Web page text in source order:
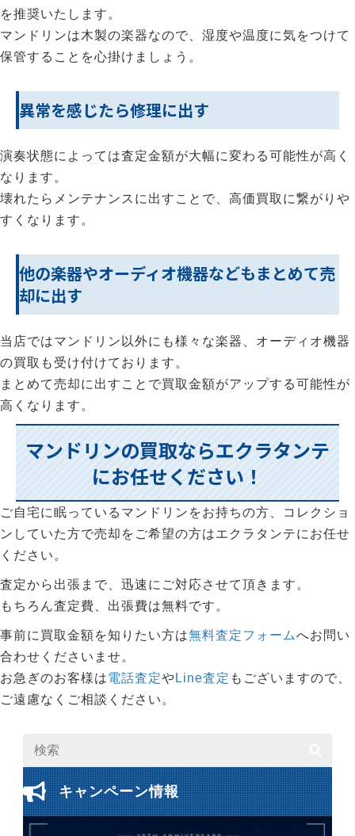
を推奨いたします。
マンドリンは木製の楽器なので、湿度や温度に気をつけて
保管することを心掛けましょう。
異常を感じたら修理に出す
演奏状態によっては査定金額が大幅に変わる可能性が高く
なります。
壊れたらメンテナンスに出すことで、高価買取に繋がりや
すくなります。
他の楽器やオーディオ機器などもまとめて売
却に出す
当店ではマンドリン以外にも様々な楽器、オーディオ機器
の買取も受け付けております。
まとめて売却に出すことで買取金額がアップする可能性が
高くなります。
マンドリンの買取ならエクラタンテ
にお任せください！
ご自宅に眠っているマンドリンをお持ちの方、コレクショ
ンしていた方で売却をご希望の方はエクラタンテにお任せ
ください。
査定から出張まで、迅速にご対応させて頂きます。
もちろん査定費、出張費は無料です。
事前に買取金額を知りたい方は無料査定フォームへお問い
合わせくださいませ。
お急ぎのお客様は電話査定や Line査定 もございますので、
ご遠慮なくご相談ください。
キャンペーン情報